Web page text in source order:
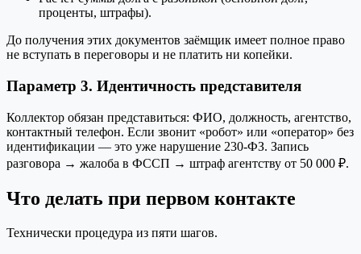
проценты, штрафы).
До получения этих документов заёмщик имеет полное право
не вступать в переговоры и не платить ни копейки.
Параметр 3. Идентичность представителя
Коллектор обязан представиться: ФИО, должность, агентство,
контактный телефон. Если звонит «робот» или «оператор» без
идентификации — это уже нарушение 230-ФЗ. Запись
разговора → жалоба в ФССП → штраф агентству от 50 000 ₽.
Что делать при первом контакте
Технически процедура из пяти шагов.